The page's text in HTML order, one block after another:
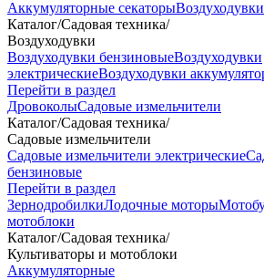
Аккумуляторные секаторыВоздуходувки
Каталог/Садовая техника/
Воздуходувки
Воздуходувки бензиновыеВоздуходувки
электрическиеВоздуходувки
Перейти в раздел
ДровоколыСадовые измельчители
Каталог/Садовая техника/
Садовые измельчители
Садовые измельчители электрические
бензиновые
Перейти в раздел
ЗернодробилкиЛодочные моторы
мотоблоки
Каталог/Садовая техника/
Культиваторы и мотоблоки
Аккумуляторные